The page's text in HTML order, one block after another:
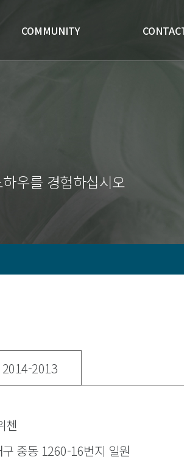
COMMUNITY
우를 경험하십시오
2014-2013
첸
중동 1260-16번지 일원